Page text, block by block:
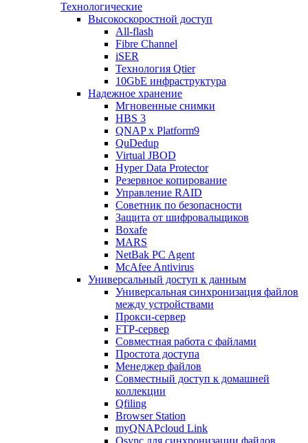
Технологические
Высокоскоростной доступ
All-flash
Fibre Channel
iSER
Технология Qtier
10GbE инфраструктура
Надежное хранение
Мгновенные снимки
HBS 3
QNAP x Platform9
QuDedup
Virtual JBOD
Hyper Data Protector
Резервное копирование
Управление RAID
Советник по безопасности
Защита от шифровальщиков
Boxafe
MARS
NetBak PC Agent
McAfee Antivirus
Универсальный доступ к данным
Универсальная синхронизация файлов
между устройствами
Прокси-сервер
FTP-сервер
Совместная работа с файлами
Простота доступа
Менеджер файлов
Совместный доступ к домашней
коллекции
Qfiling
Browser Station
myQNAPcloud Link